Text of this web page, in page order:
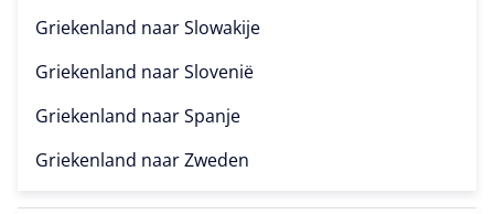
Griekenland naarSlowakije
Griekenland naarSlovenië
Griekenland naarSpanje
Griekenland naarZweden